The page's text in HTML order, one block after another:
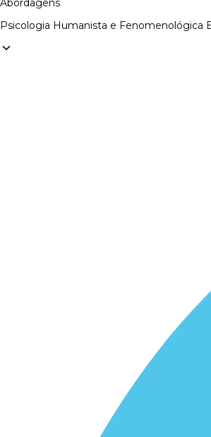
Abordagens
Psicologia Humanista e Fenomenológica